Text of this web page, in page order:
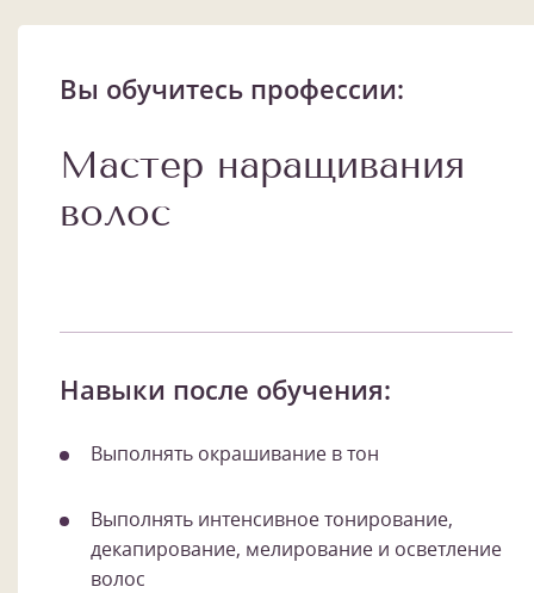
Вы обучитесь профессии:
Мастер наращивания
волос
Навыки после обучения:
Выполнять окрашивание в тон
Выполнять интенсивное тонирование,
декапирование, мелирование и осветление
волос